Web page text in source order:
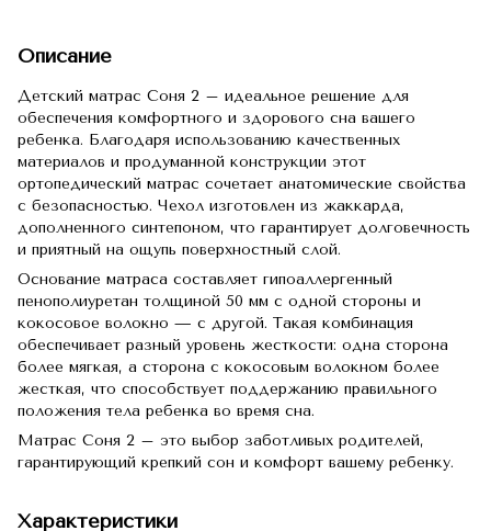
Описание
Детский матрас Соня 2 – идеальное решение для
обеспечения комфортного и здорового сна вашего
ребенка. Благодаря использованию качественных
материалов и продуманной конструкции этот
ортопедический матрас сочетает анатомические свойства
с безопасностью. Чехол изготовлен из жаккарда,
дополненного синтепоном, что гарантирует долговечность
и приятный на ощупь поверхностный слой.
Основание матраса составляет гипоаллергенный
пенополиуретан толщиной 50 мм с одной стороны и
кокосовое волокно — с другой. Такая комбинация
обеспечивает разный уровень жесткости: одна сторона
более мягкая, а сторона с кокосовым волокном более
жесткая, что способствует поддержанию правильного
положения тела ребенка во время сна.
Матрас Соня 2 – это выбор заботливых родителей,
гарантирующий крепкий сон и комфорт вашему ребенку.
Характеристики